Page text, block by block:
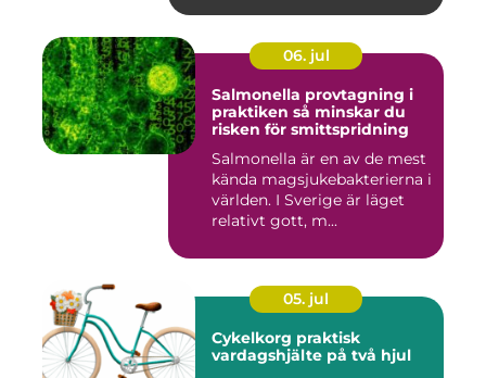
06. jul
Salmonella provtagning i
praktiken så minskar du
risken för smittspridning
Salmonella är en av de mest
kända magsjukebakterierna i
världen. I Sverige är läget
relativt gott, m...
05. jul
Cykelkorg praktisk
vardagshjälte på två hjul